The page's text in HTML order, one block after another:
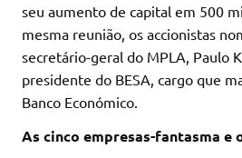
seu aumento de capital em 500
mesma reunião, os accionistas
secretário-geral do MPLA, Paulo
presidente do BESA, cargo que
Banco Económico.
As cinco empresas-fantasma e